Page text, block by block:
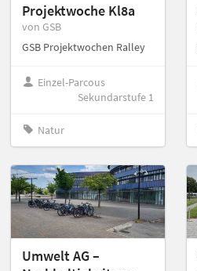
Projektwoche Kl8a
von GSB
GSB Projektwochen Ralley
Einzel-Parcous
Sekundarstufe 1
Natur
Umwelt AG –